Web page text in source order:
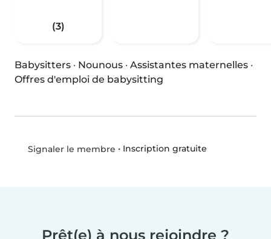
(3)
Babysitters · Nounous · Assistantes maternelles ·
Offres d'emploi de babysitting
Signaler le membre • Inscription gratuite
Prêt(e) à nous rejoindre ?